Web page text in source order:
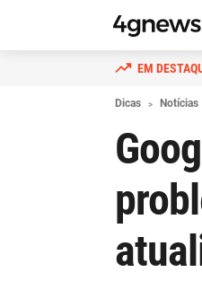
Dicas Notícias